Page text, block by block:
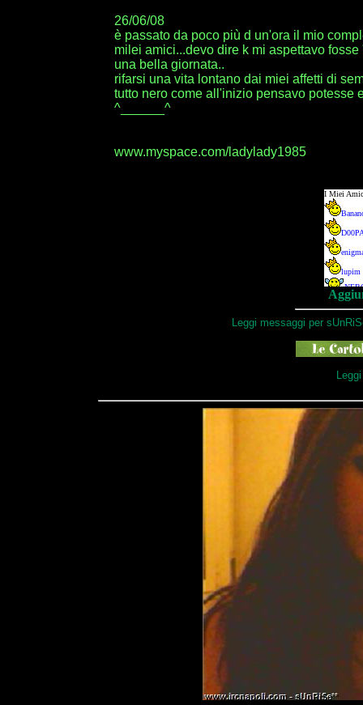
26/06/08
è passato da poco più d un'ora il mio
milei amici...devo dire k mi aspettavo
una bella giornata..
rifarsi una vita lontano dai miei affetti di
tutto nero come all'inizio pensavo potesse
^______^
www.myspace.com/ladylady1985
Leggi messaggi per